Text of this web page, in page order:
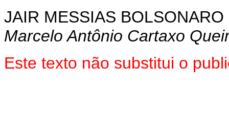
JAIR MESSIAS BOLSONARO
Marcelo Antônio Cartaxo
Este texto não substitui o